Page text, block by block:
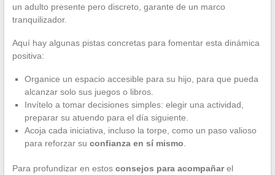
un adulto presente pero discreto, garante de un marco
tranquilizador.
Aquí hay algunas pistas concretas para fomentar esta dinámica
positiva:
Organice un espacio accesible para su hijo, para que pueda
alcanzar solo sus juegos o libros.
Invítelo a tomar decisiones simples: elegir una actividad,
preparar su atuendo para el día siguiente.
Acoja cada iniciativa, incluso la torpe, como un paso valioso
para reforzar su confianza en sí mismo
Para profundizar en estos consejos para acompañarel